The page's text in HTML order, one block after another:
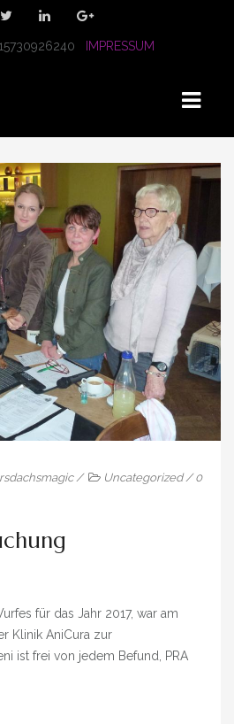
IMPRESSUM
DER VISBECKER KAPELLE
/ Uncategorized/0
für das Jahr 2017, war am
Klinik AniCura zur
ist frei von jedem Befund, PRA